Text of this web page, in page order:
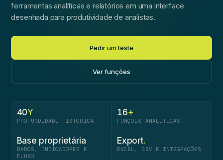
ferramentas analíticas e relatórios em uma interface
desenhada para produtividade de analistas.
Pedir um teste
Ver funções
40Y
PROFUNDIDADE HISTÓRICA
16+
FUNÇÕES ANALÍTICAS
Base propri­etária
DADOS, INDICADORES E
FLUXO
Export.
EXCEL, CSV E INTEGRAÇÕES